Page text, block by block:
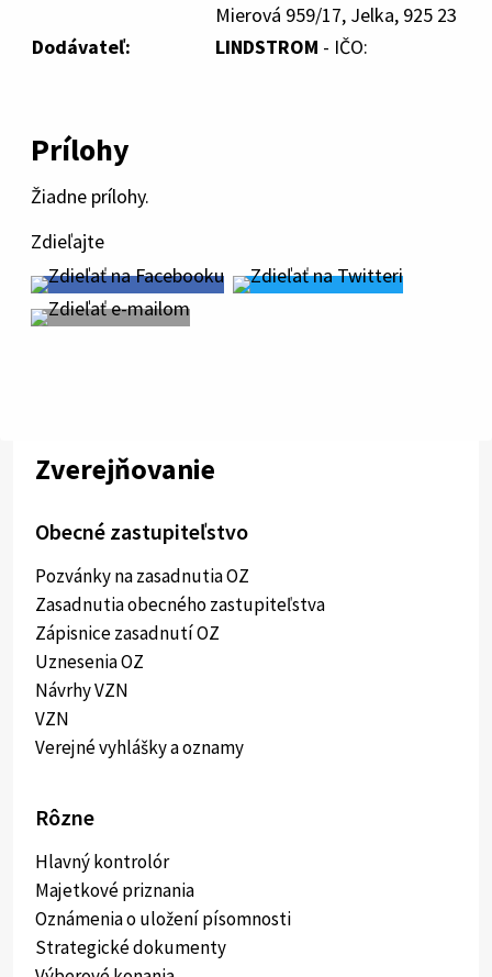
Mierová 959/17, Jelka, 925 23
Dodávateľ:
LINDSTROM - IČO:
Prílohy
Žiadne prílohy.
Zdieľajte
Zverejňovanie
Obecné zastupiteľstvo
Pozvánky na zasadnutia OZ
Zasadnutia obecného zastupiteľstva
Zápisnice zasadnutí OZ
Uznesenia OZ
Návrhy VZN
VZN
Verejné vyhlášky a oznamy
Rôzne
Hlavný kontrolór
Majetkové priznania
Oznámenia o uložení písomnosti
Strategické dokumenty